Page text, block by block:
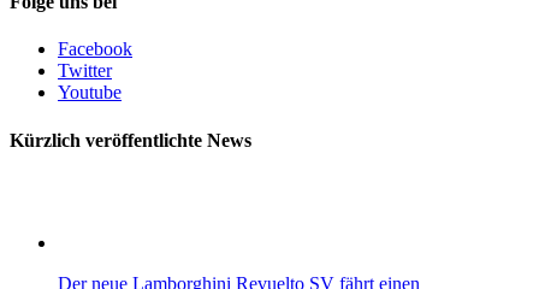
Facebook
Twitter
Youtube
Kürzlich veröffentlichte News
Der neue Lamborghini Revuelto SV fährt einen